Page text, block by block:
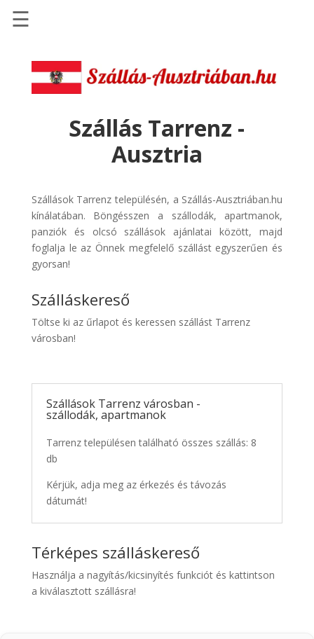
Szállások
Szállásinfo.eu
Repülőjegy
pénzvisszatérítéssel
Discover
Cars
Transzfer
Kiwi
Taxi
☰
Szállás Tarrenz -
Ausztria
Szállások Tarrenz településén, a Szállás-Ausztriában.hu
kínálatában. Böngésszen a szállodák, apartmanok,
panziók és olcsó szállások ajánlatai között, majd
foglalja le az Önnek megfelelő szállást egyszerűen és
gyorsan!
Szálláskereső
Töltse ki az űrlapot és keressen szállást Tarrenz
városban!
Szállások Tarrenz városban -
szállodák, apartmanok
Tarrenz településen található összes szállás: 8
db
Kérjük, adja meg az érkezés és távozás
dátumát!
Térképes szálláskereső
Használja a nagyítás/kicsinyítés funkciót és kattintson
a kiválasztott szállásra!